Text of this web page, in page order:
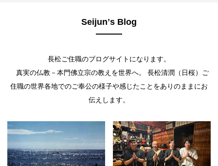
Seijunʼs Blog
長松ご住職のブログサイトになります。
真実の仏教－本門佛立宗の教えを世界へ。 長松清潤（日桜）ご
住職の世界各地でのご奉公の様子や感じたことをありのままにお
伝えします。